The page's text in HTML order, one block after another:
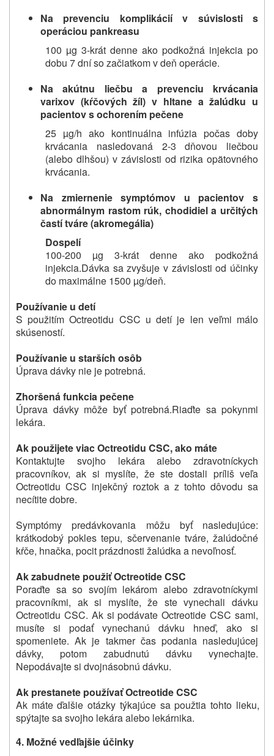
Na prevenciu komplikácií v súvislosti s
operáciou pankreasu
100 µg 3-krát denne ako podkožná injekcia po
dobu 7 dní so začiatkom v deň operácie.
Na akútnu liečbu a prevenciu krvácania
varixov (kŕčových žíl) v hltane a žalúdku u
pacientov s ochorením pečene
25 µg/h ako kontinuálna infúzia počas doby
krvácania nasledovaná 2-3 dňovou liečbou
(alebo dlhšou) v závislosti od rizika opätovného
krvácania.
Na zmiernenie symptómov u pacientov s
abnormálnym rastom rúk, chodidiel a určitých
častí tváre (akromegália)
Dospelí
100-200 µg 3-krát denne ako podkožná
injekcia.Dávka sa zvyšuje v závislosti od účinky
do maximálne 1500 µg/deň.
Používanie u detí
S použitím Octreotidu CSC u detí je len veľmi málo
skúseností.
Používanie u starších osôb
Úprava dávky nie je potrebná.
Zhoršená funkcia pečene
Úprava dávky môže byť potrebná.Riaďte sa pokynmi
lekára.
Ak použijete viac Octreotidu CSC, ako máte
Kontaktujte svojho lekára alebo zdravotníckych
pracovníkov, ak si myslíte, že ste dostali príliš veľa
Octreotidu CSC injekčný roztok a z tohto dôvodu sa
necítite dobre.
Symptómy predávkovania môžu byť nasledujúce:
krátkodobý pokles tepu, sčervenanie tváre, žalúdočné
kŕče, hnačka, pocit prázdnosti žalúdka a nevoľnosť.
Ak zabudnete použiť Octreotide CSC
Poraďte sa so svojím lekárom alebo zdravotníckymi
pracovníkmi, ak si myslíte, že ste vynechali dávku
Octreotidu CSC. Ak si podávate Octreotide CSC sami,
musíte si podať vynechanú dávku hneď, ako si
spomeniete. Ak je takmer čas podania nasledujúcej
dávky, potom zabudnutú dávku vynechajte.
Nepodávajte si dvojnásobnú dávku.
Ak prestanete používať Octreotide CSC
Ak máte ďalšie otázky týkajúce sa použtia tohto lieku,
spýtajte sa svojho lekára alebo lekárnika.
4. Možné vedľajšie účinky